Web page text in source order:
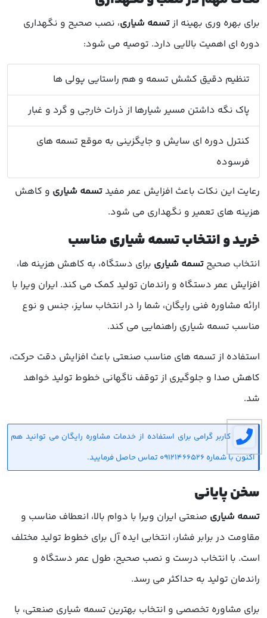
برای بهره وری بهینه ازتسمه شیاری، نصب صحیح و نگهداری
دوره ای اهمیت بالایی دارد. توصیه می شود:
تنظیم دقیق کشش تسمه و هم راستایی پولی ها
پاک نگه داشتن مسیر شیارها از ذرات خارجی و گرد و غبار
کنترل دوره ای سایش و جایگزینی به موقع تسمه های
فرسوده
رعایت این نکات باعث افزایش عمر مفید تسمه شیاری و کاهش
هزینه های تعمیر و نگهداری می شود.
خرید و انتخاب تسمه شیاری مناسب
انتخاب صحیح تسمه شیاری برای دستگاه، به کاهش هزینه ها،
افزایش عمر دستگاه و راندمان تولید کمک می کند. ایران ویرا با
ارائه مشاوره فنی رایگان، شما را در انتخاب سایز، جنس و نوع
مناسب تسمه شیاری راهنمایی می کند.
استفاده از تسمه های مناسب صنعتی باعث افزایش دقت حرکت،
کاهش صدا و جلوگیری از توقف ناگهانی خطوط تولید خواهد
شد.
کاربر گرامی برای استفاده از خدمات مشاوره رایگان می توانید هم
اکنون با شماره 09121466526 تماس حاصل فرمایید.
سخن پایانی
تسمه شیاری صنعتی ایران ویرا با دوام بالا، انعطاف مناسب و
مقاومت در برابر فشار، انتخابی ایده آل برای خطوط تولید مختلف
است. با انتخاب درست و نصب صحیح، طول عمر دستگاه و
راندمان تولید به حداکثر می رسد.
برای مشاوره تخصصی و انتخاب بهترین تسمه شیاری صنعتی، با